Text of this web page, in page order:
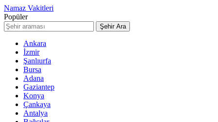
Namaz Vakitleri
Popüler
Şehir Ara
Ankara
İzmir
Şanlıurfa
Bursa
Adana
Gaziantep
Konya
Çankaya
Antalya